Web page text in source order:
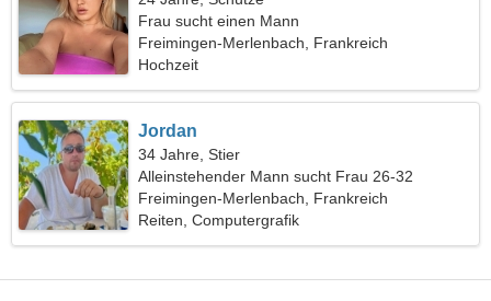
Frau sucht einen Mann
Freimingen-Merlenbach, Frankreich
Hochzeit
Jordan
34 Jahre, Stier
Alleinstehender Mann sucht Frau 26-32
Freimingen-Merlenbach, Frankreich
Reiten, Computergrafik